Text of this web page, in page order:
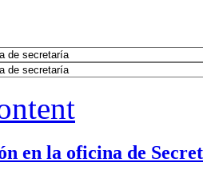
en la oficina de